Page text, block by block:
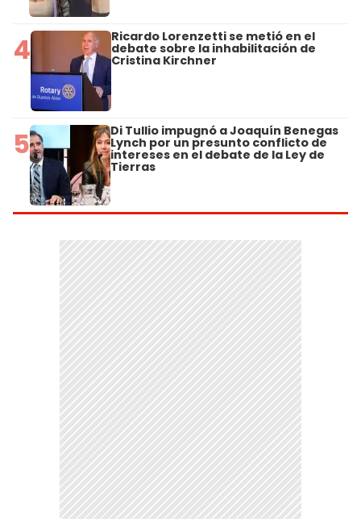
4 Ricardo Lorenzetti se metió en el
debate sobre la inhabilitación de
Cristina Kirchner
5 Di Tullio impugnó a Joaquín Benegas
Lynch por un presunto conflicto de
intereses en el debate de la Ley de
Tierras